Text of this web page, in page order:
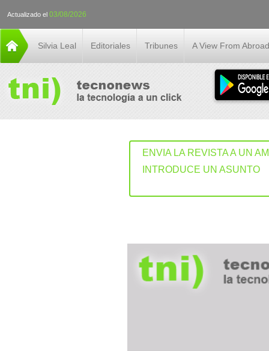
Actualizado el 03/08/2026
Silvia Leal Editoriales Tribunes A View From Abroad
ENVIA LA REVISTA A UN
INTRODUCE UN ASUNTO